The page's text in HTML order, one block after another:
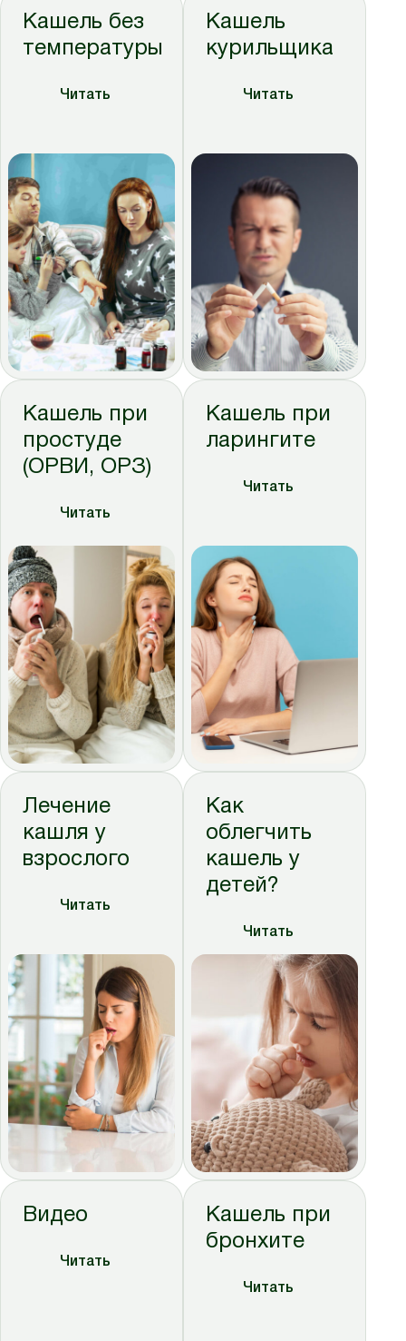
Кашель без
температуры
Читать
Кашель
курильщика
Читать
Кашель при
простуде
(ОРВИ, ОРЗ)
Читать
Кашель при
ларингите
Читать
Лечение
кашля у
взрослого
Читать
Как
облегчить
кашель у
детей?
Читать
Видео
Читать
Кашель при
бронхите
Читать